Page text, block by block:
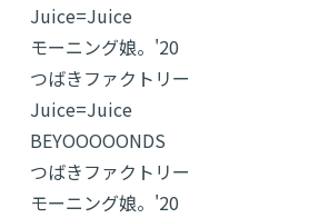
Juice=Juice
モーニング娘。'20
つばきファクトリー
Juice=Juice
BEYOOOOONDS
つばきファクトリー
モーニング娘。'20